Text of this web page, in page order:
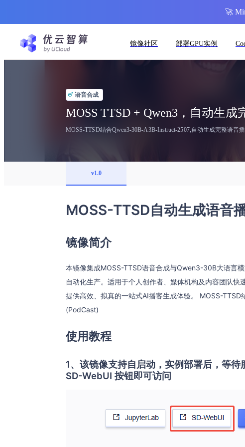
镜像社区 部署GPU实例
语音合成
MOSS TTSD + Qwen3，自动生成
v1.0
MOSS-TTSD自动生成语音
镜像简介
本镜像集成MOSS-TTSD语音合成与Qwen3-30B大语言
自动化生产。适用于个人创作者、媒体机构及内容团队快
提供高效、拟真的一站式AI播客生成体验。 MOSS-
(PodCast)
使用教程
1、该镜像支持自启动，实例部署后，等
SD-WebUI 按钮即可访问
🚀